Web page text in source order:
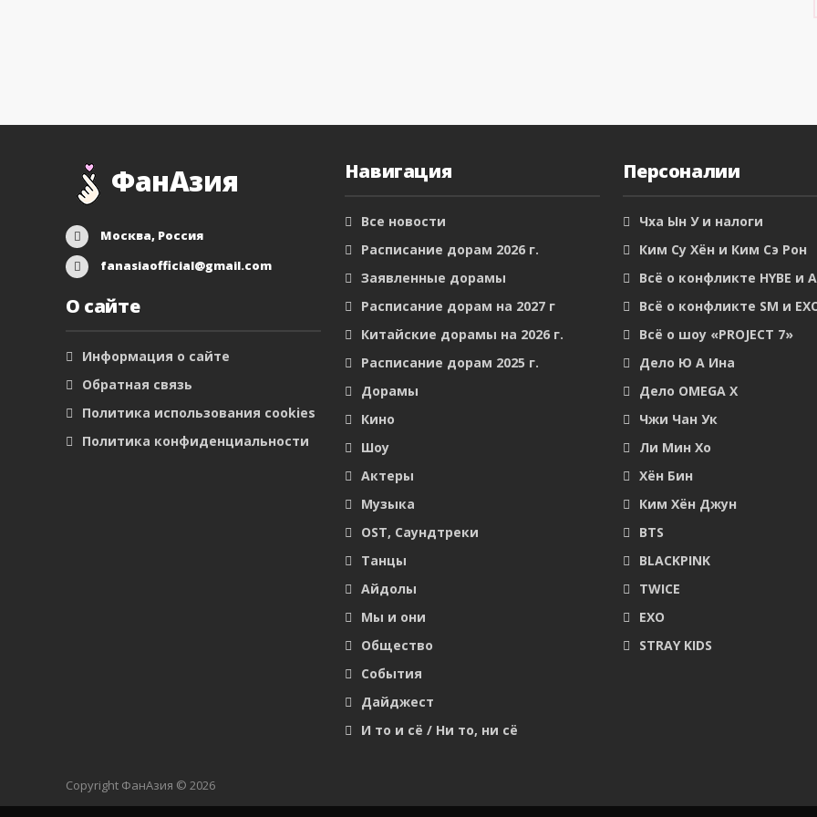
ФанАзия
Москва, Россия
fanasiaofficial@gmail.com
О сайте
Информация о сайте
Обратная связь
Политика использования cookies
Политика конфиденциальности
Навигация
Все новости
Расписание дорам 2026 г.
Заявленные дорамы
Расписание дорам на 2027 г
Китайские дорамы на 2026 г.
Расписание дорам 2025 г.
Дорамы
Кино
Шоу
Актеры
Музыка
OST, Саундтреки
Танцы
Айдолы
Мы и они
Общество
События
Дайджест
И то и сё / Ни то, ни сё
Персоналии
Чха Ын У и налоги
Ким Су Хён и Ким Сэ Рон
Всё о конфликте HYBE и
Всё о конфликте SM и
Всё о шоу «PROJECT 7»
Дело Ю А Ина
Дело OMEGA X
Чжи Чан Ук
Ли Мин Хо
Хён Бин
Ким Хён Джун
BTS
BLACKPINK
TWICE
EXO
STRAY KIDS
Copyright ФанАзия © 2026